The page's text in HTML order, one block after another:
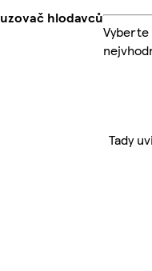
hlodavců
Vyberte
Tady